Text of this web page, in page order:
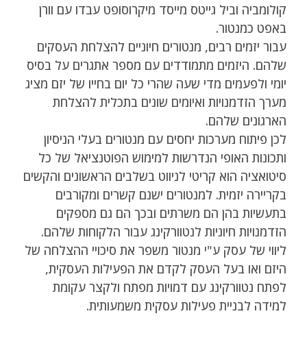
קולומביה וביל גייטס מייסד מיקרוסופט עבדו עם וורן
באפט כמנטור.
עבור יזמים רבים, מנטורים חיוניים להצלחת העסקים
שלהם. היזמים מתמודדים עם מספר אתגרים על בסיס
יומי ולפעמים מדי שעה שהרי כל יום בחייו של יזם מציג
מערך הזדמנויות ואיומים שונים בתכלית להצלחת
הארגונים שלהם.
לכן פיתוח מערכות יחסים עם מנטורים בעלי הניסיון
ותכונות האופי הנדרשות למימוש הפוטנציאל של כל
סיטואציה הוא קריטי לניווט בשלבים הראשונים והקשים
בקריירה יזמית. למנטורים ישנם קשרים ומקורבים
בתעשיות בהן הם משרתים ובכך הם גם מספקים
הזדמנויות חיוניות לנטוורקינג עבור הלקוחות שלהם.
ליווי של עסק ע"י מנטור משפר את סיכויי ההצלחה של
היזם ואו בעל העסק לקדם את הפעילות העסקית,
לפתח נטוורקינג עם דמויות מפתח ולקצר עקומת
למידה לבניית פעילות עסקית משמעותית.